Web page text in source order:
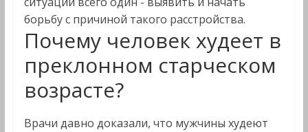
борьбу с причиной такого расстройства.
Почему человек худеет в
преклонном старческом
возрасте?
Врачи давно доказали, что мужчины худеют